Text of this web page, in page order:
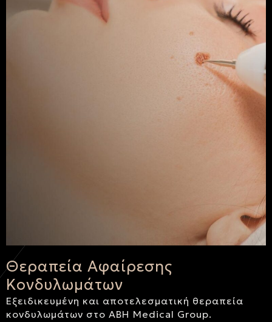
Θεραπεία Αφαίρεσης
Κονδυλωμάτων
Εξειδικευμένη και αποτελεσματική θεραπεία
κονδυλωμάτων στο ABH Medical Group.